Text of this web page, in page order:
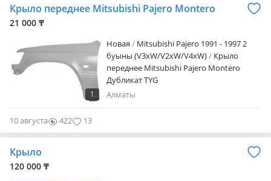
Крыло переднее Mitsubishi Pajero Montero
21 000 ₸
1
Новая
Mitsubishi Pajero 1991 - 1997 2
буыны (V3xW/V2xW/V4xW)
Крыло
переднее Mitsubishi Pajero Montero
Дубликат TYG
Алматы
10 августа 422 13
Крыло
120 000 ₸